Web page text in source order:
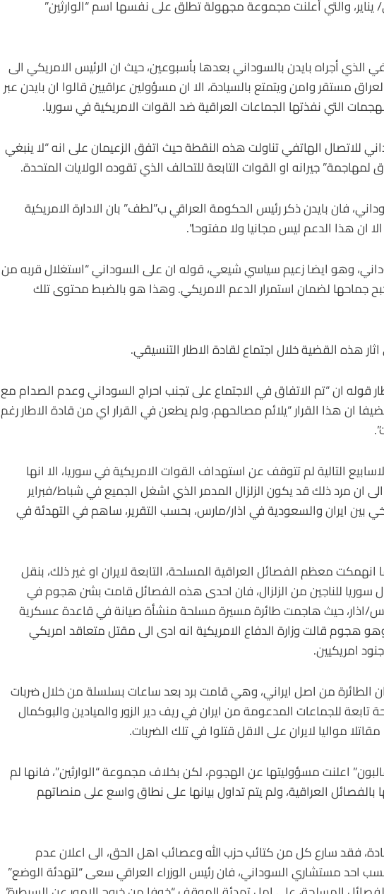
كانون الثاني/ يناير، والتي أعلنت مجموعة مجهولة تطلق على نفسها اسم “الوارثين”
الذي أجراه بايدن بالسوداني بعدها بأسبوعين، حيث ان الرئيس الامريكي الى
مستقر وامن ويتمتع بالسيادة، الا ان مسؤولين عراقيين قالوا ان بايدن عبر
التي نفذتها الجماعات العراقية ضد القوات الامريكية في سوريا.
للاتصال الهاتفي تناولت هذه النقطة حيث اتفق الزعيمان على انه “لا ينبغي
جيرانه او القوات التابعة للتحالف الذي تقوده الولايات المتحدة.
فان بايدن ذكر رئيس الحكومة العراقي ب”لطف” بان الادارة الامريكية
ان هذا الدعم ليس مجانيا ولا مفتوحا”.
وهو ايضا زعيم سياسي شيعي، قوله ان على السوداني “استغلال قربه من
جماحها لضمان استمرار الدعم الامريكي. وهذا هو بالضبط محتوى تلك
هذه القضية خلال اجتماع لقادة الاطار التنسيقي.
قوله ان “تم الاتفاق في الاجتماع على تجنب احراج السوداني وعدم الصدام مع
ان هذا القرار “يلائم مصالحهم، ولم يطعن في القرار اي من قادة الاطار رغم
التالية لم تتوقف عن استهداف القوات الامريكية في سوريا، الا انها
ان مرد ذلك قد يكون الزلزال المدمر الذي اشغل الجميع في شباط/فبراير
بين ايران والسعودية في اذار/مارس، بحسب التقرير، ساهم في التهدئة في
انهمكت معظم الفصائل العراقية المسلحة، التابعة لايران او غير ذلك، بنقل
سوريا للناجين من الزلزال، فان احدى هذه الفصائل قامت بشن هجوم في
شرق سوريا، في 23 مارس/اذار، حيث هاجمت طائرة مسيرة مسلحة منشأة صيانة في قاعدة عسكرية
هجوم قالت وزارة الدفاع الامريكية انه ادى الى مقتل متعاقد امريكي
امريكيين.
الطائرة من اصل ايراني، وهي قامت برد بعد ساعات بسلسلة من خلال ضربات
للجماعات المدعومة من ايران في ريف دير الزور والميادين والبوكمال
اعلنت مسؤوليتها عن الهجوم، لكن بخلاف مجموعة “الوارثين”، فانها لم
العراقية، ولم يتم تداول بيانها على نطاق واسع على منصاتهم
فقد سارع كل من كتائب حزب الله وعصائب اهل الحق، الى اعلان عدم
احد مستشاري السوداني، فان رئيس الوزراء العراقي سعى “لتهدئة الوضع”